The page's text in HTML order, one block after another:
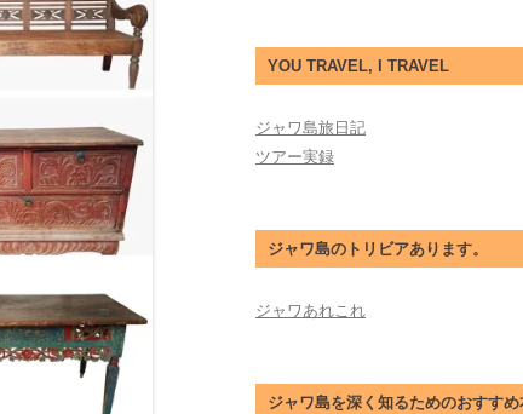
YOU TRAVEL, I TRAVEL
ジャワ島旅日記
ツアー実録
ジャワ島のトリビアあります。
ジャワあれこれ
ジャワ島を深く知るためのおすすめ